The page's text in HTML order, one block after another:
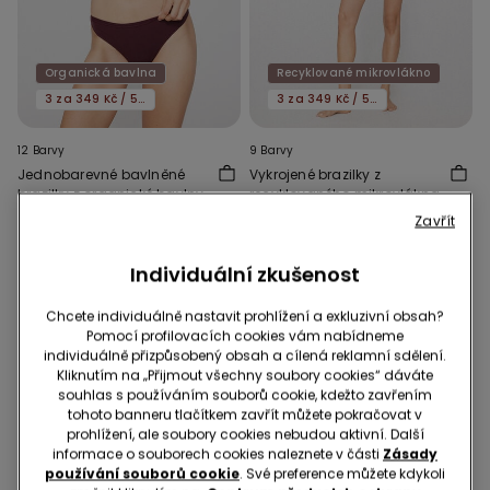
Organická bavlna
3 za 349 Kč / 5 za 549 Kč
12 Barvy
Jednobarevné bavlněné
brazilky z organické bavlny
Recyklované mikrovlákno
3 za 349 Kč / 5 za 549 Kč
9 Barvy
Vykrojené brazilky z
recyklovaného mikrovlákna
Individuální zkušenost
Chcete individuálně nastavit prohlížení a exkluzivní obsah?
Pomocí profilovacích cookies vám nabídneme
individuálně přizpůsobený obsah a cílená reklamní sdělení.
Kliknutím na „Přijmout všechny soubory cookies“ dáváte
souhlas s používáním souborů cookie, kdežto zavřením
tohoto banneru tlačítkem zavřít můžete pokračovat v
prohlížení, ale soubory cookies nebudou aktivní. Další
informace o souborech cookies naleznete v části Zásady
používání souborů cookie. Své preference můžete kdykoli
Zavřít